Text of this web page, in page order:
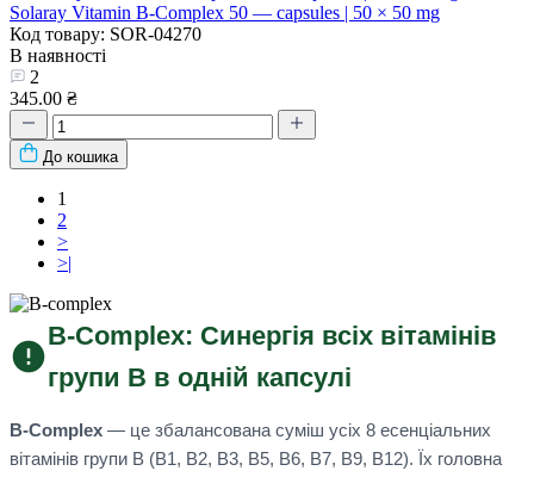
Solaray Vitamin B-Complex 50 — capsules | 50 × 50 mg
Код товару: SOR-04270
В наявності
2
345.00 ₴
До кошика
1
2
>
>|
B-Complex: Синергія всіх вітамінів
групи B в одній капсулі
B-Complex — це збалансована суміш усіх 8 есенціальних
вітамінів групи B (B1, B2, B3, B5, B6, B7, B9, B12). Їх головна